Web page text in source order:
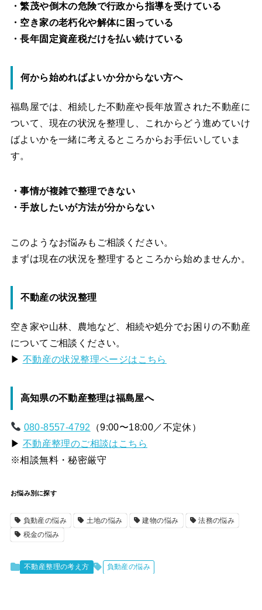
・繁茂や倒木の危険で行政から指導を受けている
・空き家の老朽化や解体に困っている
・長年固定資産税だけを払い続けている
何から始めればよいか分からない方へ
福島屋では、相続した不動産や長年放置された不動産に
ついて、現在の状況を整理し、これからどう進めていけ
ばよいかを一緒に考えるところからお手伝いしていま
す。
・事情が複雑で整理できない
・手放したいが方法が分からない
このようなお悩みもご相談ください。
まずは現在の状況を整理するところから始めませんか。
不動産の状況整理
空き家や山林、農地など、相続や処分でお困りの不動産
についてご相談ください。
▶ 不動産の状況整理ページはこちら
高知県の不動産整理は福島屋へ
080-8557-4792
（9:00〜18:00／不定休）
▶ 不動産整理のご相談はこちら
※相談無料・秘密厳守
お悩み別に探す
負動産の悩み 土地の悩み 建物の悩み
法務の悩み
税金の悩み
不動産整理の考え方 負動産の悩み